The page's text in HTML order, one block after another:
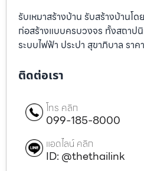
รับเหมาสร้างบ้าน รับสร้างบ้านโ
ก่อสร้างแบบครบวงจร ทั้งสถาป
ระบบไฟฟ้า ประปา สุขาภิบาล รา
ติดต่อเรา
โทร คลิก
099-185-8000
แอดไลน์ คลิก
ID: @thethailink